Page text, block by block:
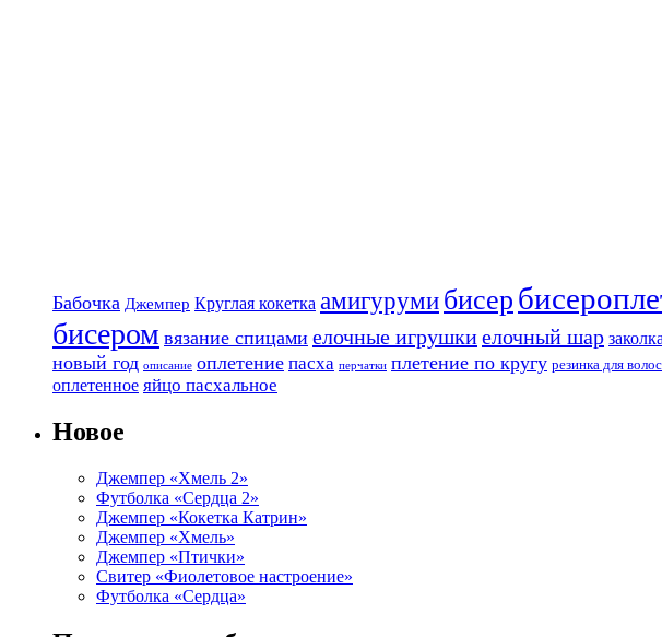
Бабочка Джемпер Круглая кокетка амигурумибисер
бисером вязание спицами елочные игрушкиелочный шар заколка
новый год описание оплетение пасха перчатки плетение по кругу резинка для волос
оплетенное яйцо пасхальное
Новое
Джемпер «Хмель 2»
Футболка «Сердца 2»
Джемпер «Кокетка Катрин»
Джемпер «Хмель»
Джемпер «Птички»
Свитер «Фиолетовое настроение»
Футболка «Сердца»